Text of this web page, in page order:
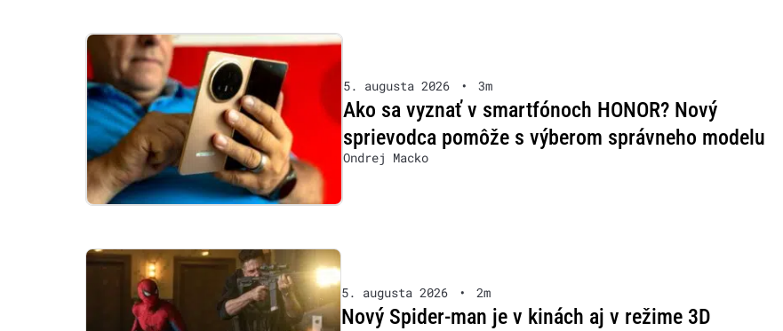
5. augusta 2026 • 3m
Ako sa vyznať v smartfónoch HONOR? Nový
sprievodca pomôže s výberom správneho modelu
Ondrej Macko
5. augusta 2026 • 2m
Nový Spider-man je v kinách aj v režime 3D